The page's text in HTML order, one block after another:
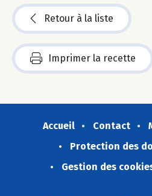
Retour à la liste
Imprimer la recette
Accueil Contact
Protection des
Gestion des